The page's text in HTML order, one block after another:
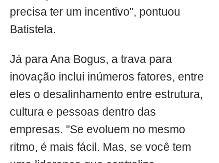
precisa ter um incentivo", pontuou
Batistela.
Já para Ana Bogus, a trava para
inovação inclui inúmeros fatores, entre
eles o desalinhamento entre estrutura,
cultura e pessoas dentro das
empresas. "Se evoluem no mesmo
ritmo, é mais fácil. Mas, se você tem